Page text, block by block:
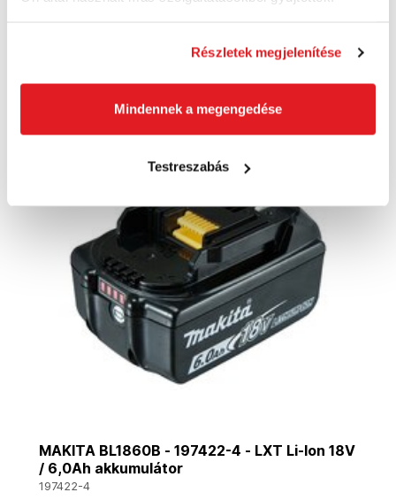
Részletek megjelenítése
Mindennek a megengedése
Testreszabás
MAKITA BL1860B - 197422-4 - LXT Li-Ion 18V
/ 6,0Ah akkumulátor
197422-4